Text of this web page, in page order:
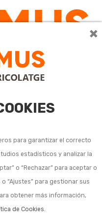
×
para garantizar el correcto
estadísticos y analizar la
o “Rechazar” para aceptar o
“Ajustes” para gestionar sus
obtener más información,
de Cookies.
compra